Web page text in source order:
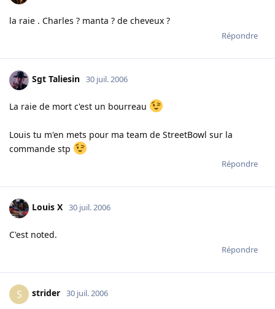
la raie . Charles ? manta ? de cheveux ?
Répondre
Sgt Taliesin 30 juil. 2006
La raie de mort c'est un bourreau
Louis tu m'en mets pour ma team de StreetBowl sur la
commande stp
Répondre
Louis X 30 juil. 2006
C'est noted.
Répondre
S strider 30 juil. 2006